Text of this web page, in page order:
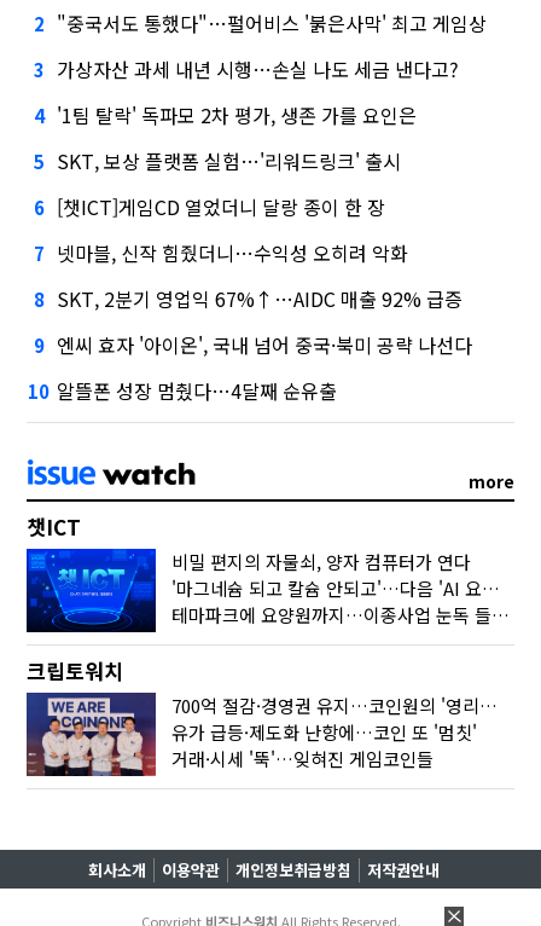
2 "중국서도 통했다"…펄어비스 '붉은사막' 최고 게임상
3 가상자산 과세 내년 시행…손실 나도 세금 낸다고?
4 '1팀 탈락' 독파모 2차 평가, 생존 가를 요인은
5 SKT, 보상 플랫폼 실험…'리워드링크' 출시
6 [챗ICT]게임CD 열었더니 달랑 종이 한 장
7 넷마블, 신작 힘줬더니…수익성 오히려 악화
8 SKT, 2분기 영업익 67%↑…AIDC 매출 92% 급증
9 엔씨 효자 '아이온', 국내 넘어 중국·북미 공략 나선다
10 알뜰폰 성장 멈췄다…4달째 순유출
more
챗ICT
비밀 편지의 자물쇠, 양자 컴퓨터가 연다
'마그네슘 되고 칼슘 안되고'…다음 'AI 요약' 갈 길은
테마파크에 요양원까지…이종사업 눈독 들이는 게임사
크립토워치
700억 절감·경영권 유지…코인원의 '영리한 딜'
유가 급등·제도화 난항에…코인 또 '멈칫'
거래·시세 '뚝'…잊혀진 게임코인들
회사소개 이용약관 개인정보취급방침 저작권안내
Copyright 비즈니스워치 All Rights Reserved.